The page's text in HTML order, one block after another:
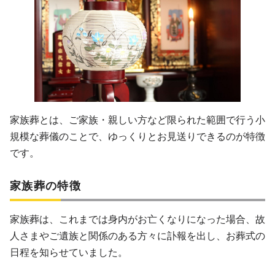
家族葬とは、ご家族・親しい方など限られた範囲で行う小
規模な葬儀のことで、ゆっくりとお見送りできるのが特徴
です。
家族葬の特徴
家族葬は、これまでは身内がお亡くなりになった場合、故
人さまやご遺族と関係のある方々に訃報を出し、お葬式の
日程を知らせていました。